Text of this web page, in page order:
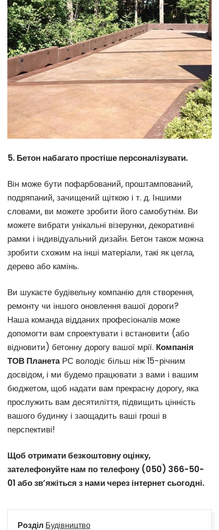
5. Бетон набагато простіше персоналізувати.
Він може бути пофарбований, проштампований,
подряпаний, зачищений щіткою і т. д. Іншими
словами, ви можете зробити його самобутнім. Ви
можете вибрати унікальні візерунки, декоративні
рамки і індивідуальний дизайн. Бетон також можна
зробити схожим на інші матеріали, такі як цегла,
дерево або камінь.
Ви шукаєте будівельну компанію для створення,
ремонту чи іншого оновлення вашої дороги?
Наша команда відданих професіоналів може
допомогти вам спроектувати і встановити (або
відновити) бетонну дорогу вашої мрії. Компанія
ТОВ ПланетаРС володіє більш ніж 15-річним
досвідом, і ми будемо працювати з вами і вашим
бюджетом, щоб надати вам прекрасну дорогу, яка
прослужить вам десятиліття, підвищить цінність
вашого будинку і заощадить ваші гроші в
перспективі!
Щоб отримати безкоштовну оцінку,
зателефонуйте нам по телефону (050) 366-50-
01 або зв’яжіться з нами через інтернет сьогодні.
Розділ Будівництво